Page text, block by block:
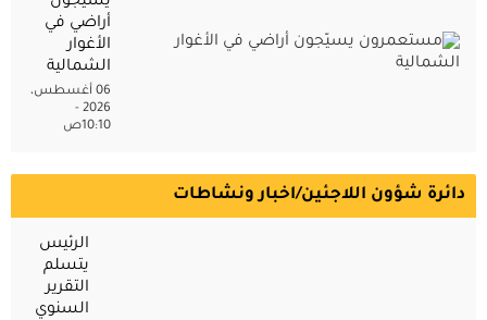
أراضي في
الأغوار
الشمالية
06 أغسطس،
2026 -
10:10ص
دائرة شؤون اللاجئين/اخبار ونشاطات
الرئيس
يتسلم
التقرير
السنوي